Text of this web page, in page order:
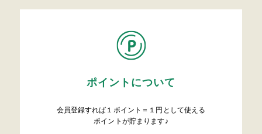
ポイントについて
会員登録すれば１ポイント＝１円として使える
ポイントが貯まります♪